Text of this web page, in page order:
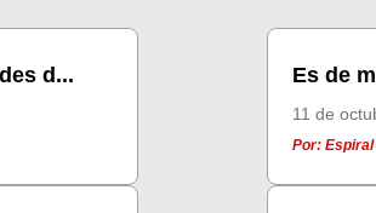
d... Es de
11 de
Por: Espiral